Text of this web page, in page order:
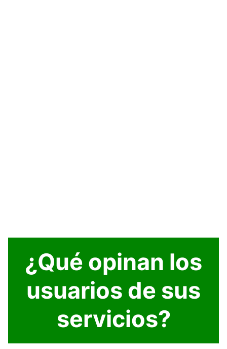
¿Qué opinan los
usuarios de sus
servicios?